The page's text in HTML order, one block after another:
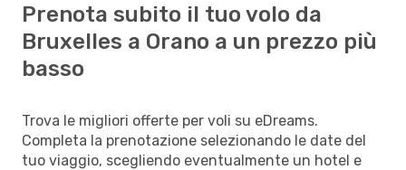
Prenota subito il tuo volo da
Bruxelles a Orano a un prezzo più
basso
Trova le migliori offerte per voli su eDreams.
Completa la prenotazione selezionando le date del
tuo viaggio, scegliendo eventualmente un hotel e